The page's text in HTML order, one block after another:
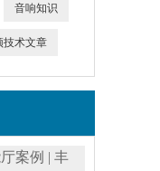
音响知识
技术文章
案例 | 丰